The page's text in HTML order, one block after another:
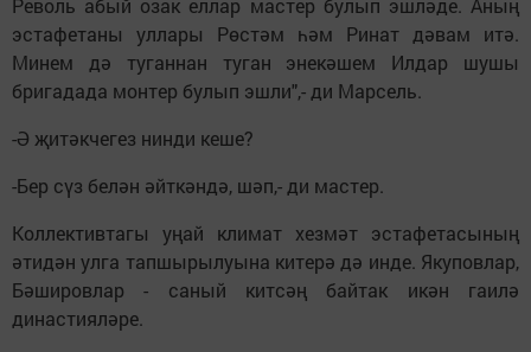
Револь абый озак еллар мастер булып эшләде. Аның
эстафетаны уллары Рөстәм һәм Ринат дәвам итә.
Минем дә туганнан туган энекәшем Илдар шушы
бригадада монтер булып эшли",- ди Марсель.
-Ә җитәкчегез нинди кеше?
-Бер сүз белән әйткәндә, шәп,- ди мастер.
Коллективтагы уңай климат хезмәт эстафетасының
әтидән улга тапшырылуына китерә дә инде. Якуповлар,
Бәшировлар - саный китсәң байтак икән гаилә
династияләре.